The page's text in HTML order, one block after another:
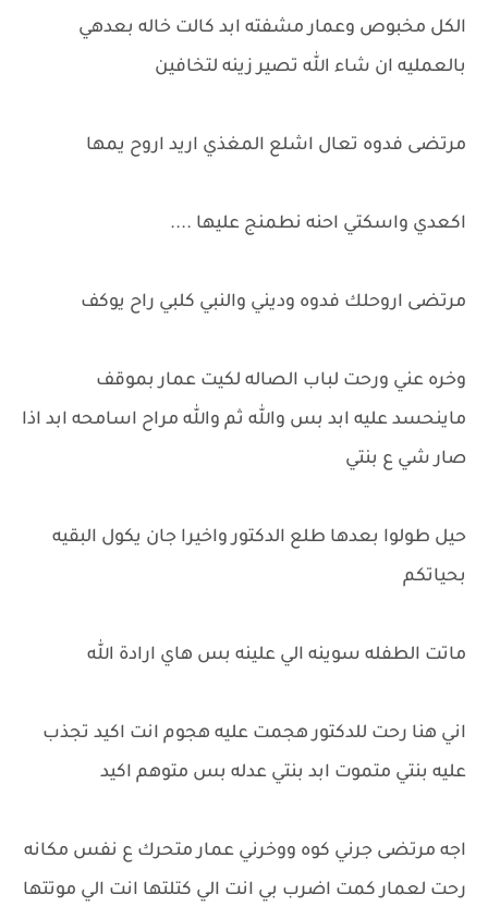
الكل مخبوص وعمار مشفته ابد كالت خاله بعدهي
بالعمليه ان شاء الله تصير زينه لتخافين
مرتضى فدوه تعال اشلع المغذي اريد اروح يمها
اكعدي واسكتي احنه نطمنج عليها ....
مرتضى اروحلك فدوه وديني والنبي كلبي راح يوكف
وخره عني ورحت لباب الصاله لكيت عمار بموقف
ماينحسد عليه ابد بس والله ثم والله مراح اسامحه ابد اذا
صار شي ع بنتي
حيل طولوا بعدها طلع الدكتور واخيرا جان يكول البقيه
بحياتكم
ماتت الطفله سوينه الي علينه بس هاي ارادة الله
اني هنا رحت للدكتور هجمت عليه هجوم انت اكيد تجذب
عليه بنتي متموت ابد بنتي عدله بس متوهم اكيد
اجه مرتضى جرني كوه ووخرني عمار متحرك ع نفس مكانه
رحت لعمار كمت اضرب بي انت الي كتلتها انت الي موتتها